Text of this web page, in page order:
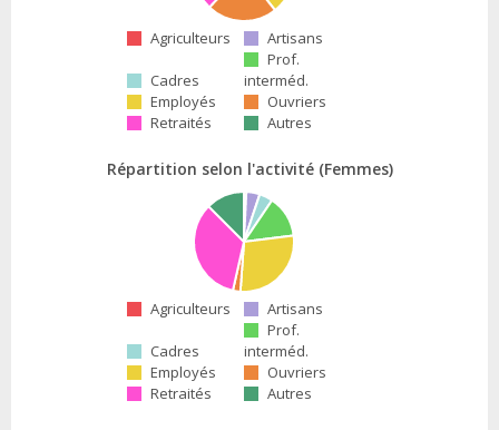
Agriculteurs Artisans
Cadres
Prof.
interméd.
Employés
Ouvriers
Retraités
Autres
Répartition selon l'activité (Femmes)
Agriculteurs Artisans
Cadres
Prof.
interméd.
Employés
Ouvriers
Retraités
Autres